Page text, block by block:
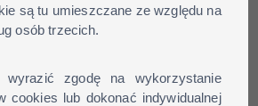
są tu umieszczane ze względu na
osób trzecich.
wyrazić zgodę na wykorzystanie
cookies lub dokonać indywidualnej